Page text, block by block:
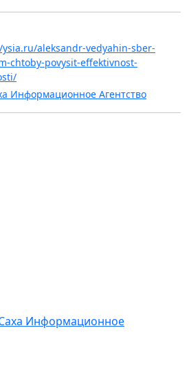
aleksandr-vedyahin-sber-
chtoby-povysit-effektivnost-
Информационное Агентство
Информационное